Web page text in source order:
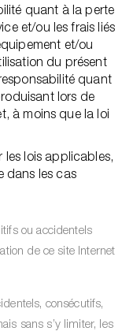
quant à la perte
et/ou les frais liés
et/ou
du présent
quant
lors de
à moins que la loi
les lois applicables,
dans les cas
ou accidentels
de ce site Internet
consécutifs,
sans s’y limiter, les